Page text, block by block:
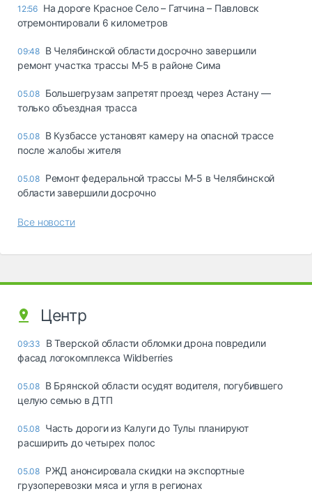
12:56 На дороге Красное Село – Гатчина – Павловск
отремонтировали 6 километров
09:48 В Челябинской области досрочно завершили
ремонт участка трассы М‑5 в районе Сима
05.08 Большегрузам запретят проезд через Астану —
только объездная трасса
05.08 В Кузбассе установят камеру на опасной трассе
после жалобы жителя
05.08 Ремонт федеральной трассы М-5 в Челябинской
области завершили досрочно
Все новости
Центр
09:33
В Тверской области обломки дрона повредили
фасад логокомплекса Wildberries
05.08 В Брянской области осудят водителя, погубившего
целую семью в ДТП
05.08 Часть дороги из Калуги до Тулы планируют
расширить до четырех полос
05.08 РЖД анонсировала скидки на экспортные
грузоперевозки мяса и угля в регионах